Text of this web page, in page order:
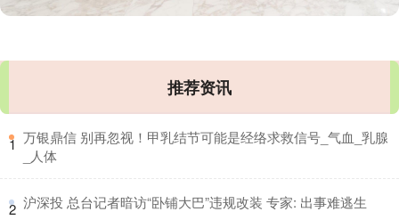
推荐资讯
1 ​万银鼎信 别再忽视！甲乳结节可能是经络求救信号_气血_乳腺
_人体
2 ​沪深投 总台记者暗访“卧铺大巴”违规改装 专家: 出事难逃生